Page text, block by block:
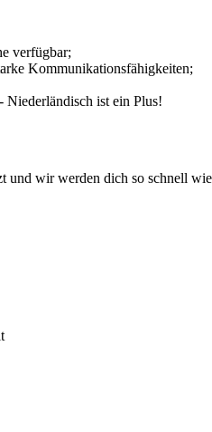
verfügbar;
Kommunikationsfähigkeiten;
Niederländisch ist ein Plus!
und wir werden dich so schnell